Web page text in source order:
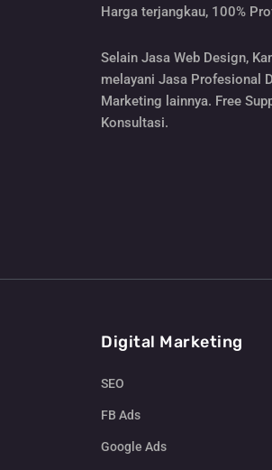
Harga terjangkau, 100%
Selain Jasa Web Design,
melayani Jasa Profesional
Marketing lainnya. Free
Konsultasi.
Digital Marketing
SEO
FB Ads
Google Ads